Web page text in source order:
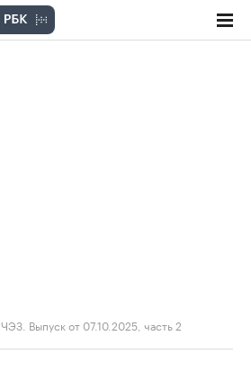
ЧЭЗ. Выпуск от 07.10.2025, часть 2